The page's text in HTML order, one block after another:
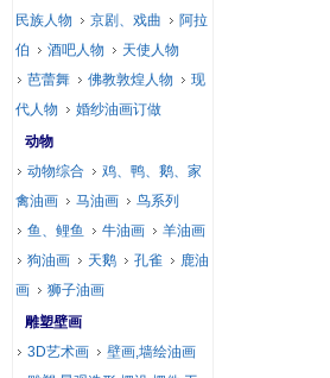
民族人物
京剧、戏曲
阿拉
伯
酒吧人物
天使人物
芭蕾舞
佛教敦煌人物
现
代人物
婚纱油画订做
动物
动物综合
鸡、鸭、鹅、家
禽油画
马油画
鸟系列
鱼、鲤鱼
牛油画
羊油画
狗油画
天鹅 孔雀
鹿油
画
狮子油画
雕塑壁画
3D艺术画
壁画,墙绘油画